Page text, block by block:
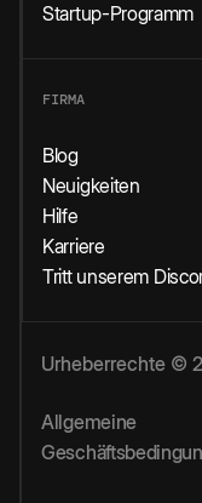
Startup-Programm
FIRMA
Blog
Neuigkeiten
Hilfe
Karriere
Tritt unserem
Urheberrechte ©
Allgemeine